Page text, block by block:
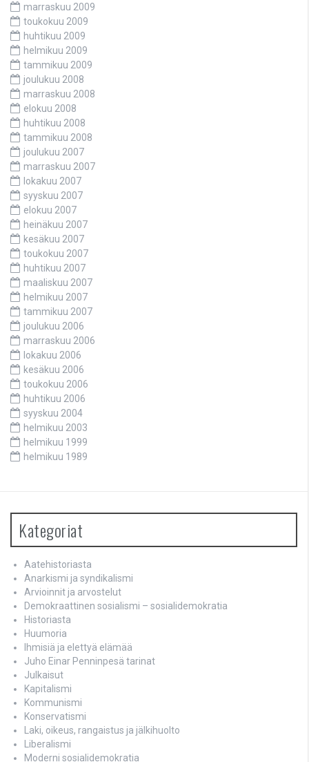
marraskuu 2009
toukokuu 2009
huhtikuu 2009
helmikuu 2009
tammikuu 2009
joulukuu 2008
marraskuu 2008
elokuu 2008
huhtikuu 2008
tammikuu 2008
joulukuu 2007
marraskuu 2007
lokakuu 2007
syyskuu 2007
elokuu 2007
heinäkuu 2007
kesäkuu 2007
toukokuu 2007
huhtikuu 2007
maaliskuu 2007
helmikuu 2007
tammikuu 2007
joulukuu 2006
marraskuu 2006
lokakuu 2006
kesäkuu 2006
toukokuu 2006
huhtikuu 2006
syyskuu 2004
helmikuu 2003
helmikuu 1999
helmikuu 1989
Kategoriat
Aatehistoriasta
Anarkismi ja syndikalismi
Arvioinnit ja arvostelut
Demokraattinen sosialismi – sosialidemokratia
Historiasta
Huumoria
Ihmisiä ja elettyä elämää
Juho Einar Penninpesä tarinat
Julkaisut
Kapitalismi
Kommunismi
Konservatismi
Laki, oikeus, rangaistus ja jälkihuolto
Liberalismi
Moderni sosialidemokratia